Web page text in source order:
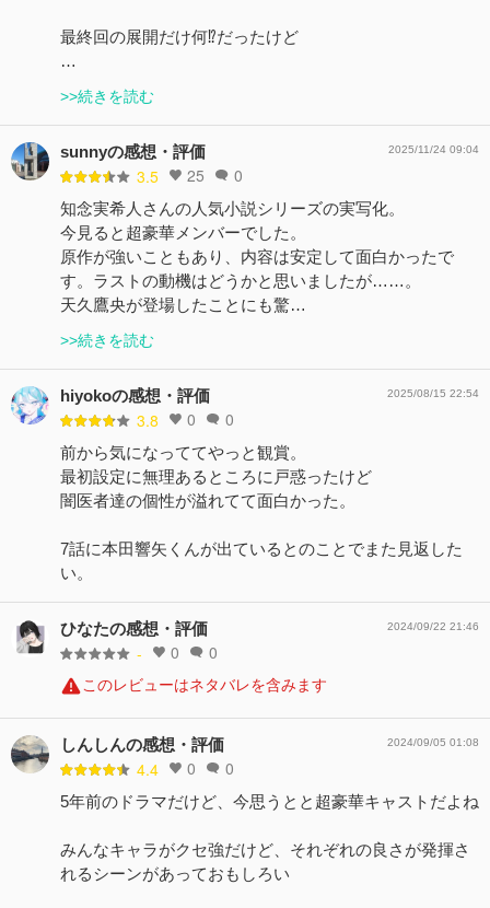
最終回の展開だけ何⁉️だったけど
…
>>続きを読む
sunnyの感想・評価
3.5 25 0
2025/11/24 09:04
知念実希人さんの人気小説シリーズの実写化。
今見ると超豪華メンバーでした。
原作が強いこともあり、内容は安定して面白かったで
す。ラストの動機はどうかと思いましたが……。
天久鷹央が登場したことにも驚…
>>続きを読む
hiyokoの感想・評価
3.8 0 0
2025/08/15 22:54
前から気になっててやっと観賞。
最初設定に無理あるところに戸惑ったけど
闇医者達の個性が溢れてて面白かった。
7話に本田響矢くんが出ているとのことでまた見返した
い。
ひなたの感想・評価
- 0 0
2024/09/22 21:46
このレビューはネタバレを含みます
しんしんの感想・評価
4.4 0 0
2024/09/05 01:08
5年前のドラマだけど、今思うとと超豪華キャストだよね
みんなキャラがクセ強だけど、それぞれの良さが発揮さ
れるシーンがあっておもしろい